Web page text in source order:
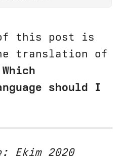
of this post is
translation of
Which
should I
Ekim 2020